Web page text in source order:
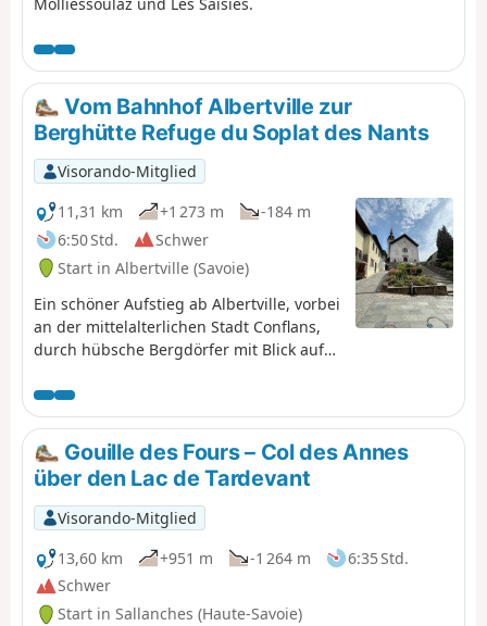
Vom Bahnhof Albertville zur
Berghütte Refuge du Soplat des Nants
Visorando-Mitglied
11,31 km
+1 273 m
-184 m
6:50 Std.
Schwer
Start in Albertville (Savoie)
Ein schöner Aufstieg ab Albertville, vorbei
an der mittelalterlichen Stadt Conflans,
durch hübsche Bergdörfer mit Blick auf
Refuge du Soplat des Bachs. Diese liegt
ideal in der Nähe des Tour du
Beaufortain und bietet einen schönen
Blick auf Albertville und den
Olympiapark. Wanderung von Mai bis
November: Lawinengefahr im Winter
oberhalb von 1100 m Höhe.
Gouille des Fours – Col des Annes
über den Lac de Tardevant
Visorando-Mitglied
13,60 km
+951 m -1 264 m
6:35 Std.
Schwer
Start in Sallanches (Haute-Savoie)